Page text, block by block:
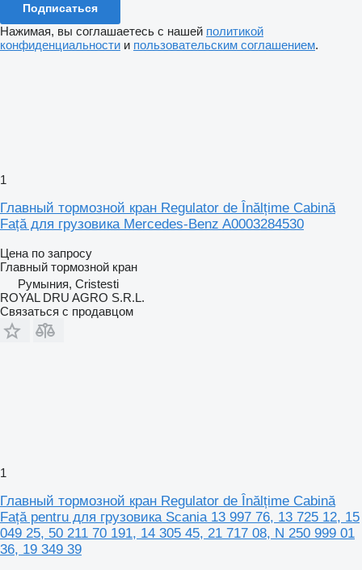
Подписаться
Нажимая, вы соглашаетесь с нашей политикой
конфиденциальности и пользовательским соглашением.
1
Главный тормозной кран Regulator de Înălțime Cabină
Față для грузовика Mercedes-Benz A0003284530
Цена по запросу
Главный тормозной кран
Румыния, Cristesti
ROYAL DRU AGRO S.R.L.
Связаться с продавцом
1
Главный тормозной кран Regulator de Înălțime Cabină
Față pentru для грузовика Scania 13 997 76, 13 725 12, 15
049 25, 50 211 70 191, 14 305 45, 21 717 08, N 250 999 01
36, 19 349 39